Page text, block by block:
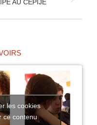
AU CEPIJE
les cookies
ce contenu